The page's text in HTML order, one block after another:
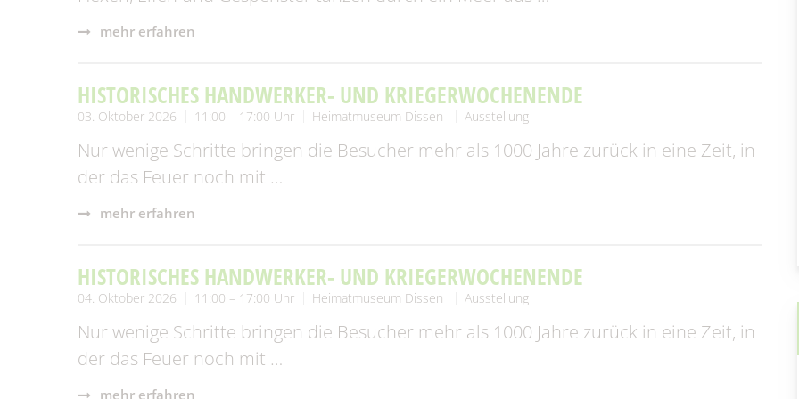
Wahlen/Volksbegehren
Fundtiere Zahlen & Statistik
mehr erfahren
HISTORISCHES HANDWERKER- UND KRIEGERWOCHENENDE
03. Oktober 2026 11:00 – 17:00 Uhr Heimatmuseum Dissen Ausstellung
Nur wenige Schritte bringen die Besucher mehr als 1000 Jahre zurück in eine Zeit, in
der das Feuer noch mit …
mehr erfahren
HISTORISCHES HANDWERKER- UND KRIEGERWOCHENENDE
04. Oktober 2026 11:00 – 17:00 Uhr Heimatmuseum Dissen Ausstellung
Nur wenige Schritte bringen die Besucher mehr als 1000 Jahre zurück in eine Zeit, in
der das Feuer noch mit …
mehr erfahren